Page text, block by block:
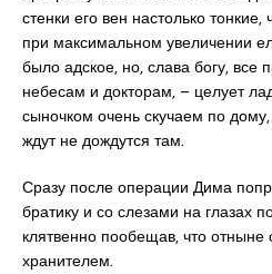
стенки его вен настолько
при максимальном увеличении
было адское, но, слава богу,
небесам и докторам, – целует
сыночком очень скучаем по
ждут не дождутся там.
Сразу после операции Дима
братику и со слезами на глазах
клятвенно пообещав, что отныне
хранителем.